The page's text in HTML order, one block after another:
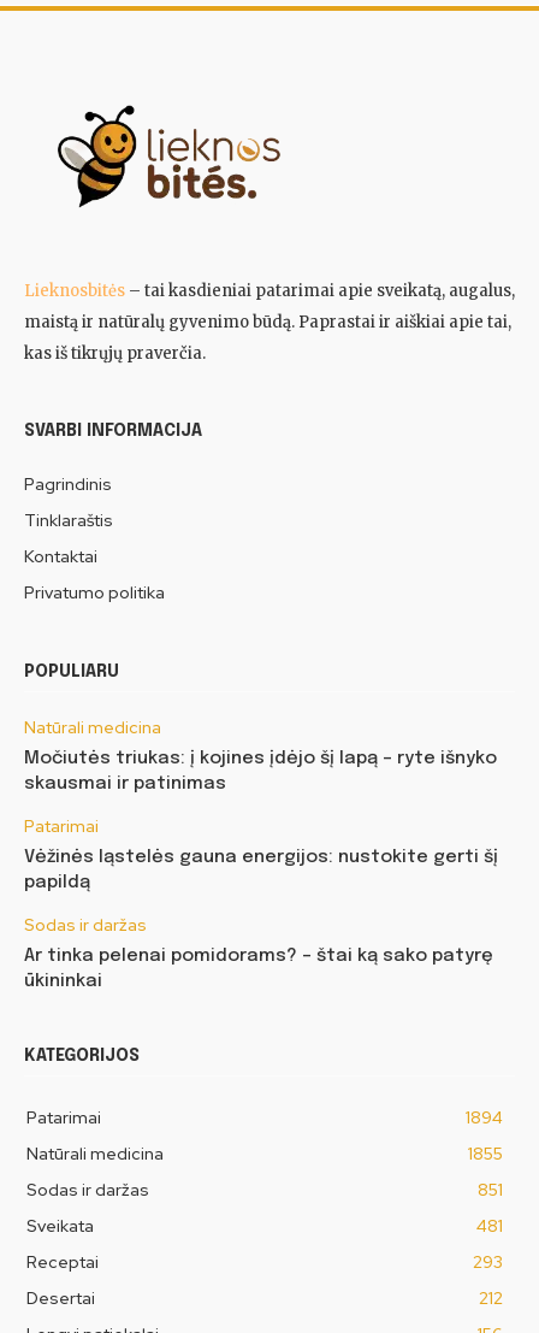
Lieknosbitės – tai kasdieniai patarimai apie sveikatą, augalus,
maistą ir natūralų gyvenimo būdą. Paprastai ir aiškiai apie tai,
kas iš tikrųjų praverčia.
SVARBI INFORMACIJA
Pagrindinis
Tinklaraštis
Kontaktai
Privatumo politika
POPULIARU
Natūrali medicina
Močiutės triukas: į kojines įdėjo šį lapą – ryte išnyko
skausmai ir patinimas
Patarimai
Vėžinės ląstelės gauna energijos: nustokite gerti šį
papildą
Sodas ir daržas
Ar tinka pelenai pomidorams? – štai ką sako patyrę
ūkininkai
KATEGORIJOS
Patarimai
1894
Natūrali medicina
1855
Sodas ir daržas
851
Sveikata
481
Receptai
293
Desertai
212